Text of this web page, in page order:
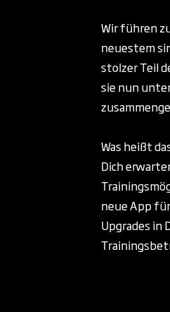
Wir führen
neuestem
stolzer Teil
sie nun
Was heißt
Dich
neue App
Upgrades in